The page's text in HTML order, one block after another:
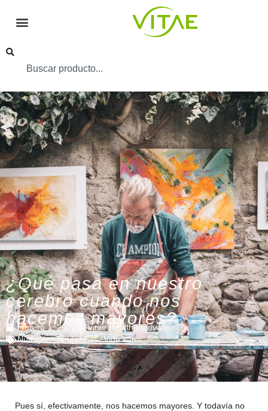
¿Qué pasa en nuestro
cerebro cuando nos
hacemos mayores?
febrero 1, 2022
Vitae Health Innovation
Nutrición,Tendencias,Vida sana
Pues sí, efectivamente, nos hacemos mayores. Y todavía no